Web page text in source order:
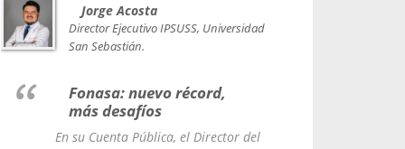
Jorge Acosta
Director Ejecutivo IPSUSS, Universidad
San Sebastián.
Fonasa: nuevo récord,
más desafíos
En su Cuenta Pública, el Director del